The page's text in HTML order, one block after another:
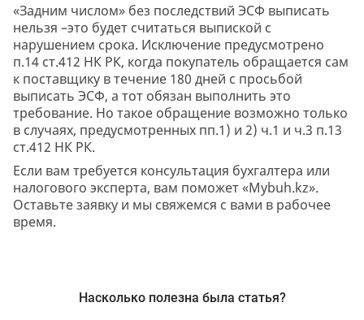
«Задним числом» без последствий ЭСФ выписать
нельзя –это будет считаться выпиской с
нарушением срока. Исключение предусмотрено
п.14 ст.412 НК РК, когда покупатель обращается сам
к поставщику в течение 180 дней с просьбой
выписать ЭСФ, а тот обязан выполнить это
требование. Но такое обращение возможно только
в случаях, предусмотренных пп.1) и 2) ч.1 и ч.3 п.13
ст.412 НК РК.
Если вам требуется консультация бухгалтера или
налогового эксперта, вам поможет «Mybuh.kz».
Оставьте заявку и мы свяжемся с вами в рабочее
время.
Насколько полезна была статья?